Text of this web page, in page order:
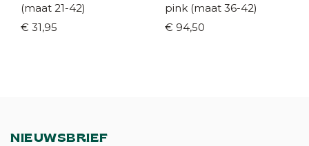
(maat 21-42)
€ 31,95
pink (maat 36-42)
€ 94,50
NIEUWSBRIEF